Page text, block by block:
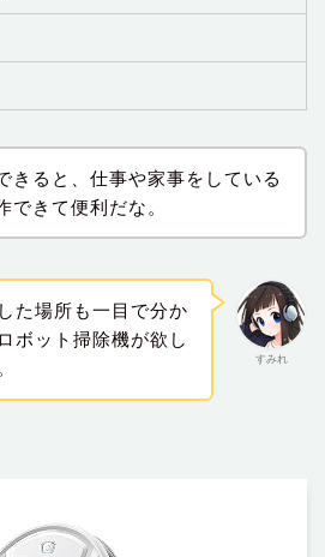
きると、仕事や家事をしている
できて便利だな。
すみれ
た場所も一目で分か
ボット掃除機が欲し